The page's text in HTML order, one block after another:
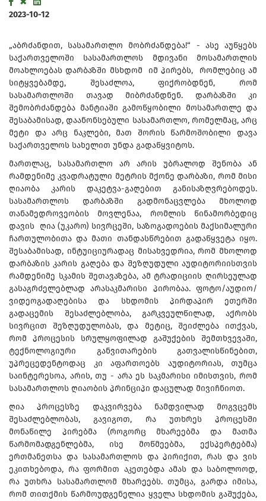
2023-10-12
„აბრძანდით, სასამართლო მობრძანდება!“ - ასე აუწყებს
საქართველოში სასამართლოს მდივანი მოსამართლის
მოახლოებას დარბაზში მსხდომ იმ პირებს, რომლებიც ამ
სიტყვებამდე, შესაძლოა, ფიქრობდნენ, რომ
სასამართლოში თავად მიბრძანდნენ. დარბაზში კი
შემობრძანდება მანტიაში გამოწყობილი მოსამართლე და
შესაბამისად, დაანონსებული სასამართლო, რომელმაც, არც
მეტი და არც ნაკლები, მათ შორის წარმოშობილი დავა
საქართველოს სახელით უნდა გადაწყვიტოს.
მართლაც, სასამართლო არ არის უბრალოდ შენობა ან
რამდენიმე კვადრატული მეტრის მქონე დარბაზი, რომ მისი
ღიაობა კარის დაკეტვა-გაღებით განისაზღვრებოდეს.
სასამართლოს დარბაზში გადმონაცვლება მხოლოდ
თანამედროვეობის მოვლენაა, რომლის წინამორბედიც
დავის ღია (უკარო) სივრცეში, საზოგადოების მაქსიმალური
ჩართულობითა და მათი თანდასწრებით გადაწყვეტა იყო.
შესაბამისად, ინტუიციურადაც მისახვედრია, რომ მხოლოდ
დარბაზის კარის გაღება და შეზღუდული აუდიტორიისთვის
რამდენიმე სკამის შეთავაზება, ამ ტრადიციის ღირსეულად
გასაგრძელებლად არასაკმარისი პირობაა. ფოტო/აუდიო/
ვიდეოგადაღებისა და სხდომის პირდაპირ ეთერში
გადაცემის შესაძლებლობა, გარკვეულწილად, აქრობს
სივრცით შეზღუდულობას, და მეტიც, შეიძლება ითქვას,
რომ პროცესის სრულყოფილად გაშუქების შემთხვევაში,
ტექნოლოგიური განვითარების გათვალისწინებით,
უპრეცედენტოდაც კი აფართოებს აუდიტორიას, თუმცა
საინტერესოა, არის, თუ - არა ეს საკმარისი იმისთვის, რომ
სასამართლოს ღიაობის პრინციპი დაცულად მივიჩნიოთ.
ღია პროცესზე დაკვირვება ნამდვილად მოგვცემს
შესაძლებლობას, გავიგოთ, რა უთხრეს პროცესში
მონაწილე პირებმა (როგორც მხარეებმა და მათმა
წარმომადგენლებმა, ისე მოწმეებმა, ექსპერტებმა)
ერთმანეთსა და სასამართლოს და პირიქით, რას და ვის
ეკითხებოდა, რა ფორმით აკეთებდა ამას და საბოლოოდ,
რა უთხრა სასამართლომ მხარეებს. თუმცა, გარდა იმისა,
რომ თითქმის წარმოუდგენელია ყველა სხდომის გაშუქება,